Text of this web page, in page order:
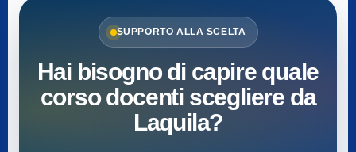
SUPPORTO ALLA SCELTA
Hai bisogno di capire quale
corso docenti scegliere da
Laquila?